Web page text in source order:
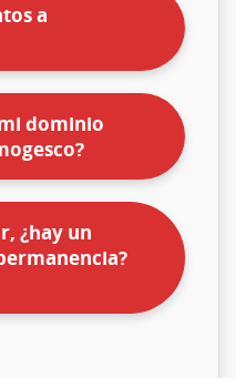
a
dominio
¿hay un